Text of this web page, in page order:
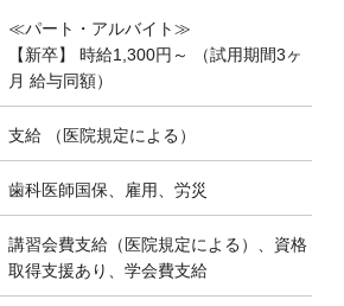
≪パート・アルバイト≫
【新卒】 時給1,300円～ （試用期間3ヶ
月 給与同額）
支給 （医院規定による）
歯科医師国保、雇用、労災
講習会費支給（医院規定による）、資格
取得支援あり、学会費支給